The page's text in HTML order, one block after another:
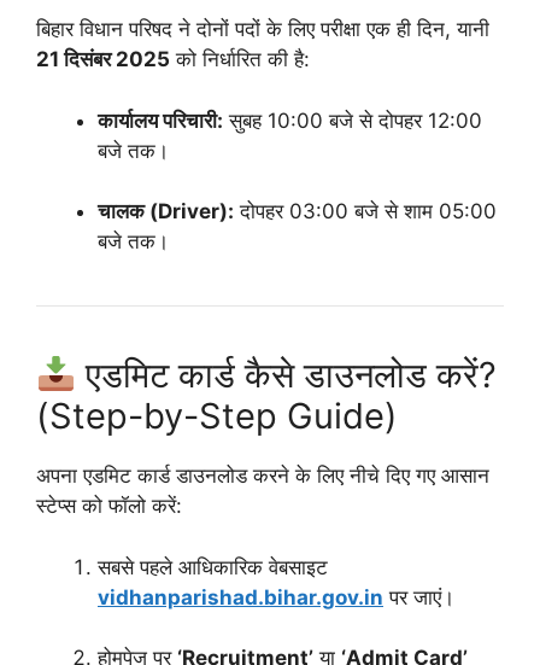
बिहार विधान परिषद ने दोनों पदों के लिए परीक्षा एक ही दिन, यानी
21 दिसंबर 2025 को निर्धारित की है:
कार्यालय परिचारी: सुबह 10:00 बजे से दोपहर 12:00
बजे तक।
चालक (Driver): दोपहर 03:00 बजे से शाम 05:00
बजे तक।
एडमिट कार्ड कैसे डाउनलोड करें?
(Step-by-Step Guide)
अपना एडमिट कार्ड डाउनलोड करने के लिए नीचे दिए गए आसान
स्टेप्स को फॉलो करें:
सबसे पहले आधिकारिक वेबसाइट
vidhanparishad.bihar.gov.in पर जाएं।
होमपेज पर ‘Recruitment’ या ‘Admit Card’